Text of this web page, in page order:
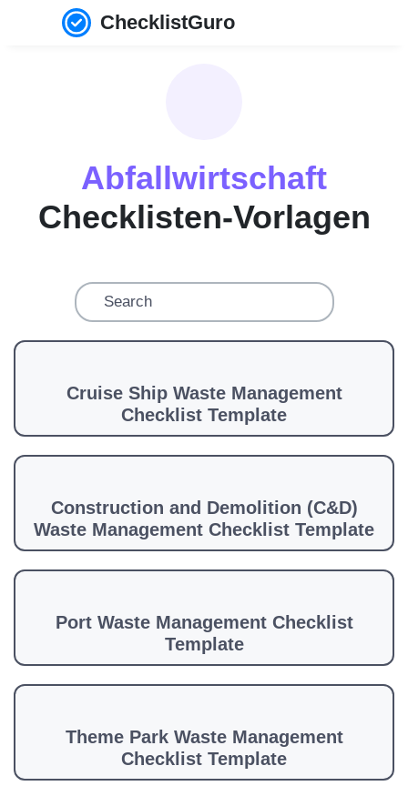
ChecklistGuro
Abfallwirtschaft
Checklisten-Vorlagen
Cruise Ship Waste Management
Checklist Template
Construction and Demolition (C&D)
Waste Management Checklist Template
Port Waste Management Checklist
Template
Theme Park Waste Management
Checklist Template